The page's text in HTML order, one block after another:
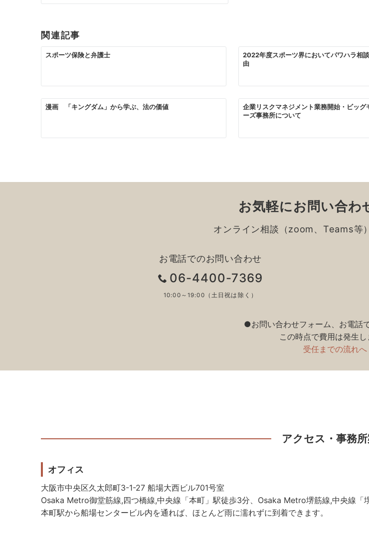
ゲ
ー
ョ
ン
関連記事
スポーツ保険と弁護士
2022年度スポーツ界においてパワハラ相
由
漫画 「キングダム」から学ぶ、法の価値
企業リスクマネジメント業務開始・ビッグ
ーズ事務所について
お気軽にお問い合わ
オンライン相談（zoom、Teams等
お電話でのお問い合わせ
06-4400-7369
10:00～19:00（土日祝は除く）
●お問い合わせフォーム、お電話
この時点で費用は発生し
受任までの流れへ
アクセス・事務
オフィス
大阪市中央区久太郎町3-1-27 船場大西ビル701号室
Osaka Metro御堂筋線,四つ橋線,中央線「本町」駅徒歩3分、Osaka Metro堺筋線,中央線「
本町駅から船場センタービル内を通れば、ほとんど雨に濡れずに到着できます。